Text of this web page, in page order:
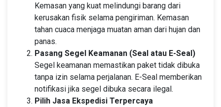
Kemasan yang kuat melindungi barang dari
kerusakan fisik selama pengiriman. Kemasan
tahan cuaca menjaga muatan aman dari hujan dan
panas.
Pasang Segel Keamanan (Seal atau E-Seal)
Segel keamanan memastikan paket tidak dibuka
tanpa izin selama perjalanan. E-Seal memberikan
notifikasi jika segel dibuka secara ilegal.
Pilih Jasa Ekspedisi Terpercaya